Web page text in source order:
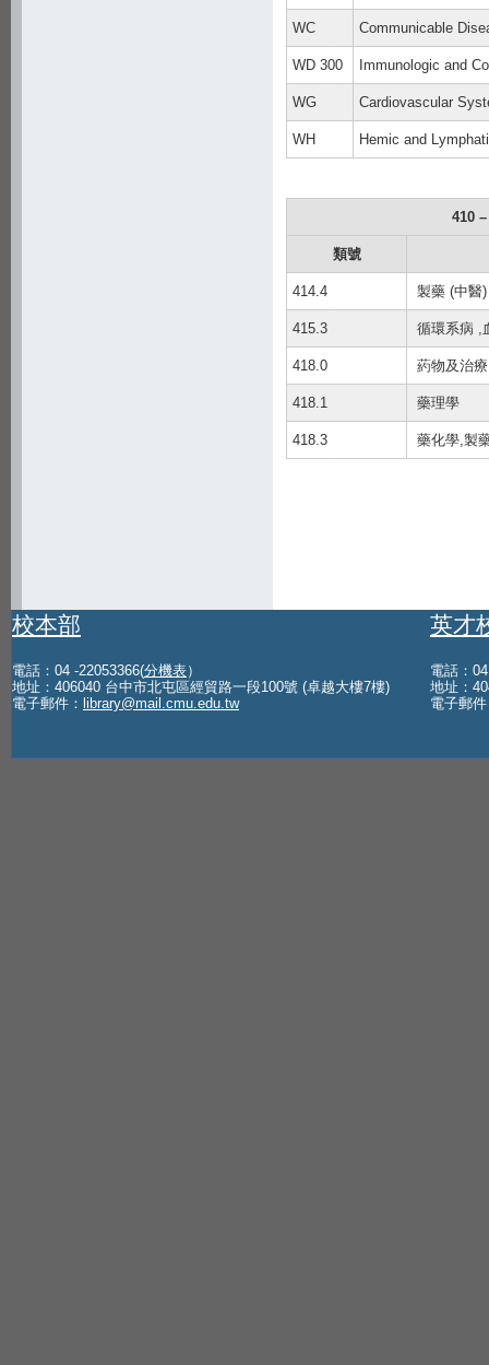
WC Communicable
WD 300 Immunologic and
WG Cardiovascular
WH Hemic and
410
類號
414.4 製藥 (中醫)
415.3 循環系病 ,
418.0 葯物及治療
418.1 藥理學
418.3 藥化學,製
校本部
電話：04 -22053366(分機表）
地址：406040 台中市北屯區經貿路一段100號 (卓越大樓7樓)
電子郵件： library@mail.cmu.edu.tw
英才
電話：
地址：
電子郵